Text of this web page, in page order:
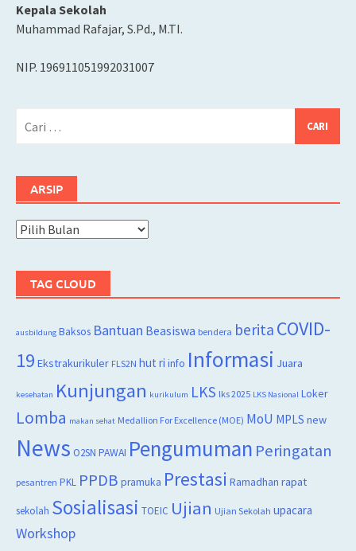
Kepala Sekolah
Muhammad Rafajar, S.Pd., M.TI.
NIP. 196911051992031007
ARSIP
Arsip
TAG CLOUD
ausbildung Baksos Bantuan Beasiswa bendera berita COVID-
19 Ekstrakurikuler FLS2N hut ri info Informasi Juara
kesehatan Kunjungan kurikulum LKS lks 2025 LKS Nasional Loker
Lomba makan sehat Medallion For Excellence (MOE) MoU MPLS new
News O2SN PAWAI Pengumuman Peringatan
pesantren PKL PPDB pramuka Prestasi Ramadhan rapat
sekolah Sosialisasi TOEIC Ujian Ujian Sekolah upacara
Workshop